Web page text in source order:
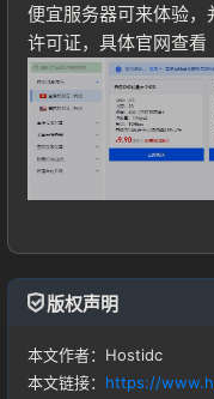
便宜服务器可来体验
许可证，具体官网查看
版权声明
本文作者：Hostidc
本文链接： https://
没有账号？立即注册